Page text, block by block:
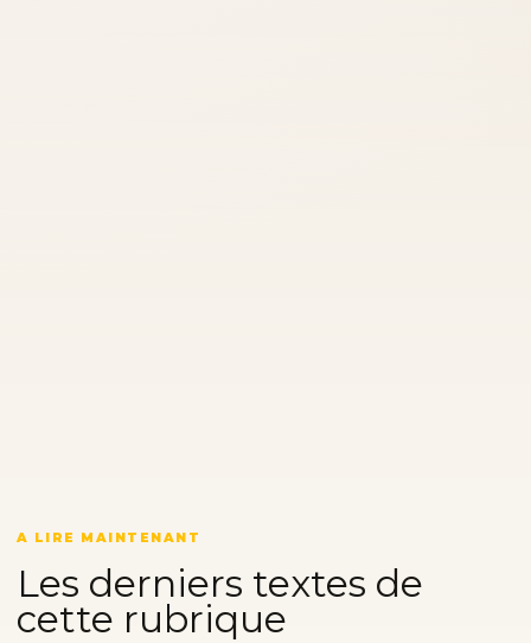
A LIRE MAINTENANT
Les derniers textes de
cette rubrique